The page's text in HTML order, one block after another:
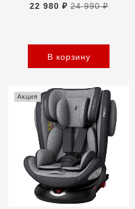
22 980 ₽ 24 990 ₽
В корзину
Акция